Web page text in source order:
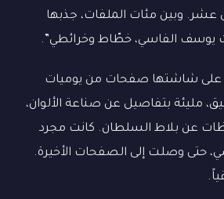
عشر. وبين مئات الملفات، جذبها
يوسف الفاسي، خطّاط وخرائطي”.
شاشتها صفحات من يوميات
مليئة بتفاصيل عن صناعة الألوان،
عن بلاط السلطان. كانت مجرد
حتى وصلت إلى الصفحات الأخيرة.